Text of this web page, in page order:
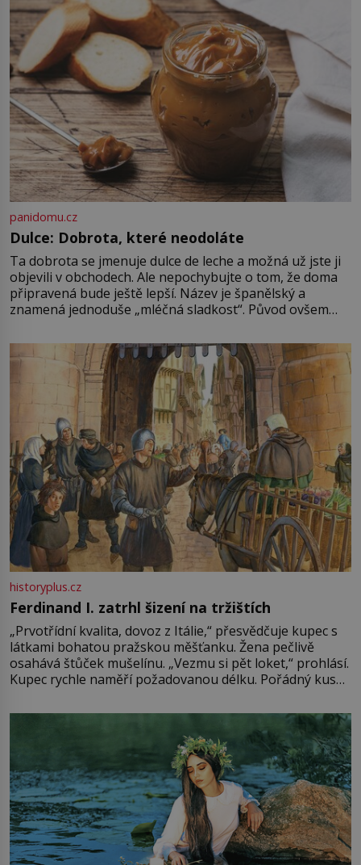
ale přijde únor roku 1637 a sen o
[…]
panidomu.cz
Dulce: Dobrota, které neodoláte
Ta dobrota se jmenuje dulce de leche a možná už jste ji
objevili v obchodech. Ale nepochybujte o tom, že doma
připravená bude ještě lepší. Název je španělský a
znamená jednoduše „mléčná sladkost“. Původ ovšem
pře hned několik latinskoamerických zemí a k tomu
Francie, kde se traduje,
historyplus.cz
Ferdinand I. zatrhl šizení na tržištích
„Prvotřídní kvalita, dovoz z Itálie,“ přesvědčuje kupec s
látkami bohatou pražskou měšťanku. Žena pečlivě
osahává štůček mušelínu. „Vezmu si pět loket,“ prohlásí.
Kupec rychle naměří požadovanou délku. Pořádný kus
milostpaní. Stačí jenom na sukni,“ zhodnotí švadlena
množství růžového mušelínu. „Ošidili vás, podívejte.“